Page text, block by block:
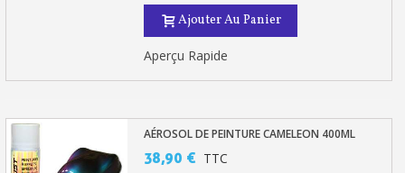
Ajouter Au Panier
Aperçu Rapide
AÉROSOL DE PEINTURE CAMELEON 400ML
38,90 € TTC